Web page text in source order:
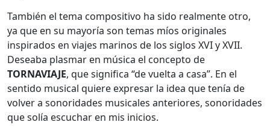
También el tema compositivo ha sido realmente otro,
ya que en su mayoría son temas míos originales
inspirados en viajes marinos de los siglos XVI y XVII.
Deseaba plasmar en música el concepto de
TORNAVIAJE, que significa “de vuelta a casa”. En el
sentido musical quiere expresar la idea que tenía de
volver a sonoridades musicales anteriores, sonoridades
que solía escuchar en mis inicios.